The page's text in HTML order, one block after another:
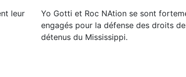
leur
Yo Gotti et Roc NAtion se sont
engagés pour la défense des droits
détenus du Mississippi.